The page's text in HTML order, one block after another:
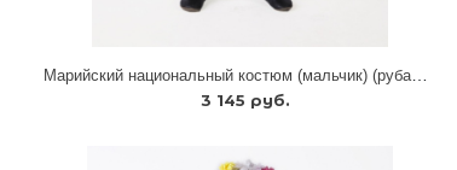
Марийский национальный костюм (мальчик) (рубашка + кушак + брюки)
3 145 руб.